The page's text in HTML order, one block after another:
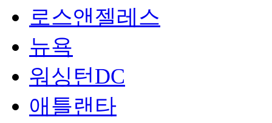
로스앤젤레스
뉴욕
워싱턴DC
애틀랜타